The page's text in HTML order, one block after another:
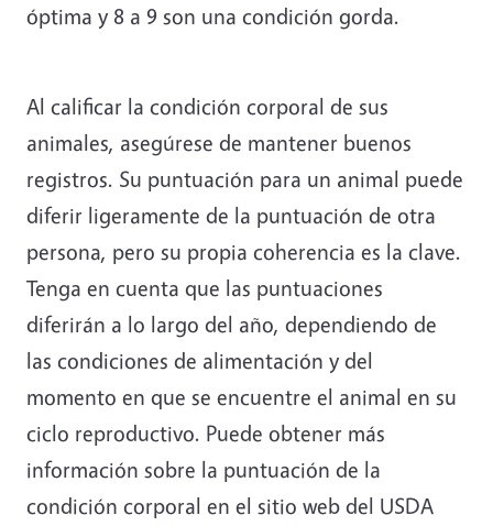
óptima y 8 a 9 son una condición gorda.
Al calificar la condición corporal de sus
animales, asegúrese de mantener buenos
registros. Su puntuación para un animal puede
diferir ligeramente de la puntuación de otra
persona, pero su propia coherencia es la clave.
Tenga en cuenta que las puntuaciones
diferirán a lo largo del año, dependiendo de
las condiciones de alimentación y del
momento en que se encuentre el animal en su
ciclo reproductivo. Puede obtener más
información sobre la puntuación de la
condición corporal en el sitio web del USDA